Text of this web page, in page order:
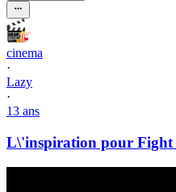
cinema
·
Lazy
·
13 ans
L\'inspiration pour Fight